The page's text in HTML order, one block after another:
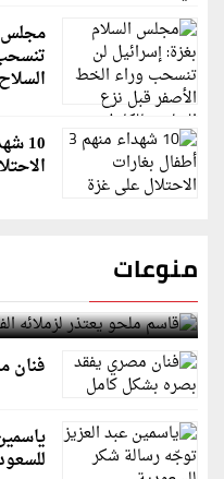
مجلس
منوعات
قاسم ملحو يعتذر لزملائه
فنان